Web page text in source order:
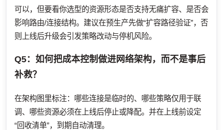
可以，但要看你选型的资源形态是否支持无痛扩容、是否会
影响路由/连接结构。建议在预生产先做“扩容路径验证”，否
则上线后升级会引发策略改动与停机风险。
Q5：如何把成本控制做进网络架构，而不是事后
补救？
在架构图里标注：哪些连接是临时的、哪些策略仅用于联
调、哪些资源必须在上线后停止或降配。并在上线前设定
“回收清单”，到期自动清理。